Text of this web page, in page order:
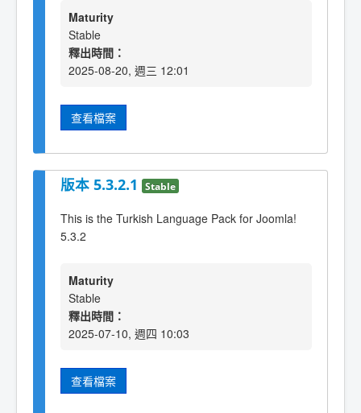
Maturity
Stable
釋出時間：
2025-08-20, 週三 12:01
查看檔案
版本 5.3.2.1 Stable
This is the Turkish Language Pack for Joomla!
5.3.2
Maturity
Stable
釋出時間：
2025-07-10, 週四 10:03
查看檔案